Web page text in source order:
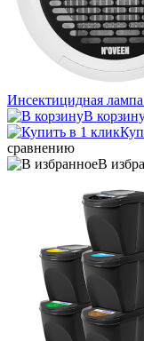
Инсектицидная
В
сравнению
В